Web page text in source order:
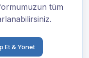
tüm
Et & Yönet